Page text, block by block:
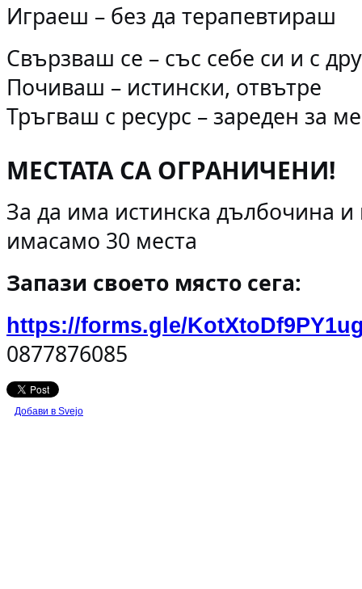
Играеш – без да терапевтираш
Свързваш се – със себе си и с
Почиваш – истински, отвътре
Тръгваш с ресурс – зареден за
МЕСТАТА СА ОГРАНИЧЕНИ!
За да има истинска дълбочина и
имасамо 30 места
Запази своето място сега:
https://forms.gle/
0877876085
Добави в Svejo